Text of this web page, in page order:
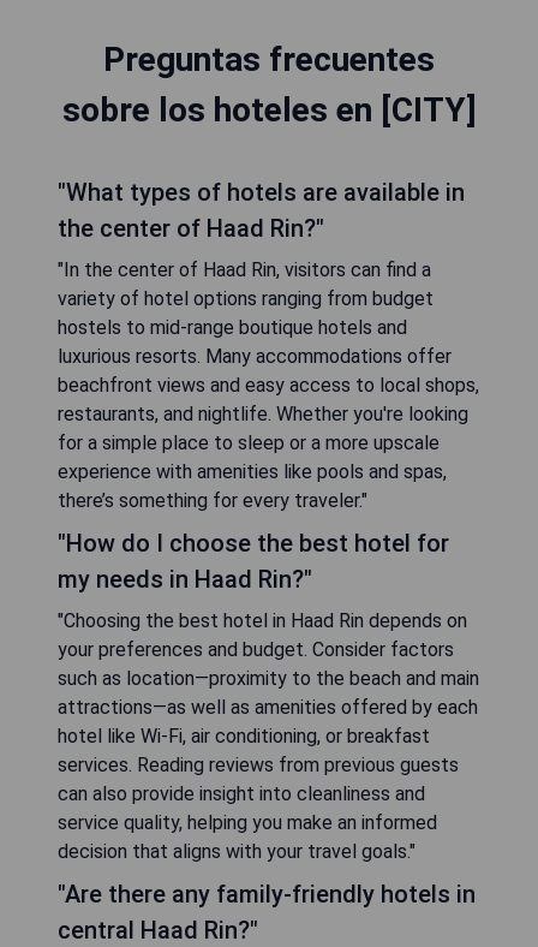
Preguntas frecuentes
sobre los hoteles en [CITY]
"What types of hotels are available in
the center of Haad Rin?"
"In the center of Haad Rin, visitors can find a
variety of hotel options ranging from budget
hostels to mid-range boutique hotels and
luxurious resorts. Many accommodations offer
beachfront views and easy access to local shops,
restaurants, and nightlife. Whether you're looking
for a simple place to sleep or a more upscale
experience with amenities like pools and spas,
there’s something for every traveler."
"How do I choose the best hotel for
my needs in Haad Rin?"
"Choosing the best hotel in Haad Rin depends on
your preferences and budget. Consider factors
such as location—proximity to the beach and main
attractions—as well as amenities offered by each
hotel like Wi-Fi, air conditioning, or breakfast
services. Reading reviews from previous guests
can also provide insight into cleanliness and
service quality, helping you make an informed
decision that aligns with your travel goals."
"Are there any family-friendly hotels in
central Haad Rin?"